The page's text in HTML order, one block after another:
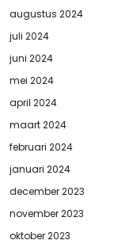
augustus 2024
juli 2024
juni 2024
mei 2024
april 2024
maart 2024
februari 2024
januari 2024
december 2023
november 2023
oktober 2023